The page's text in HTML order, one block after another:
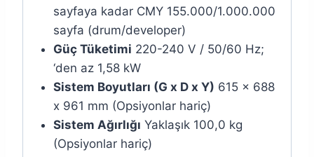
sayfaya kadar CMY 155.000/1.000.000
sayfa (drum/developer)
Güç Tüketimi 220-240 V / 50/60 Hz;
‘den az 1,58 kW
Sistem Boyutları (G x D x Y) 615 x 688
x 961 mm (Opsiyonlar hariç)
Sistem Ağırlığı Yaklaşık 100,0 kg
(Opsiyonlar hariç)